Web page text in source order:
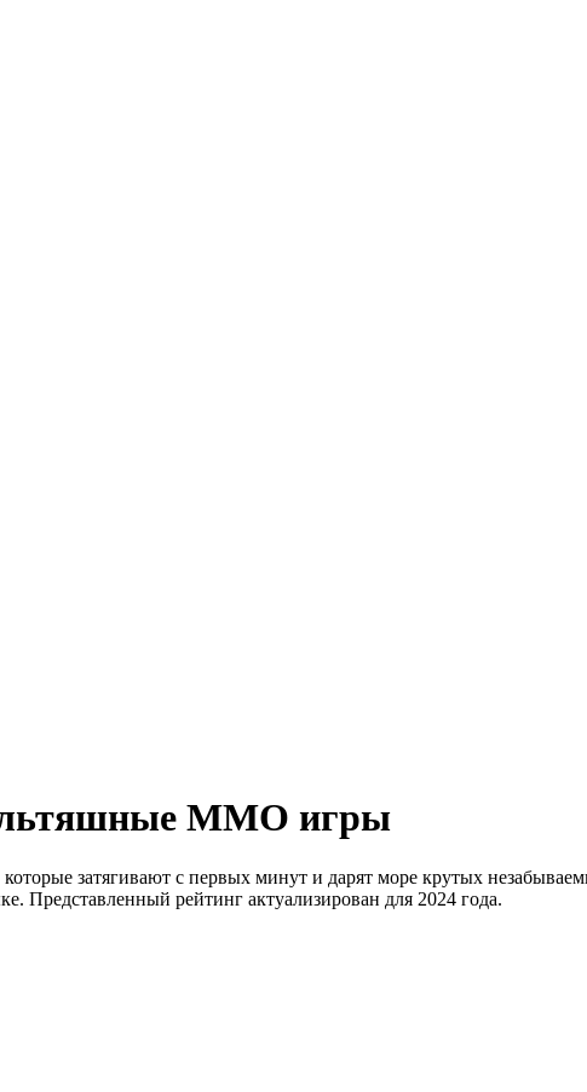
MMO игры
затягивают с первых минут и дарят море крутых
Представленный рейтинг актуализирован для 2024 года.